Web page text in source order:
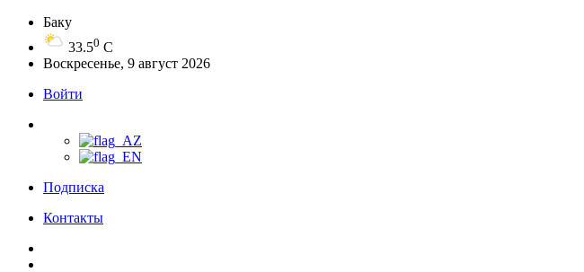
Баку
33.50 C
Воскресенье, 9 август 2026
Войти
Подписка
Контакты